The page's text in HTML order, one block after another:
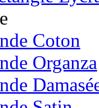
Coton
Organza